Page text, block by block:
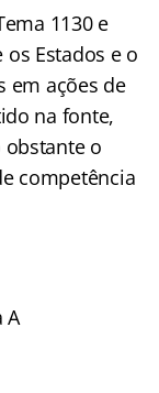
1130 e
os Estados e o
em ações de
na fonte,
o
competência
A